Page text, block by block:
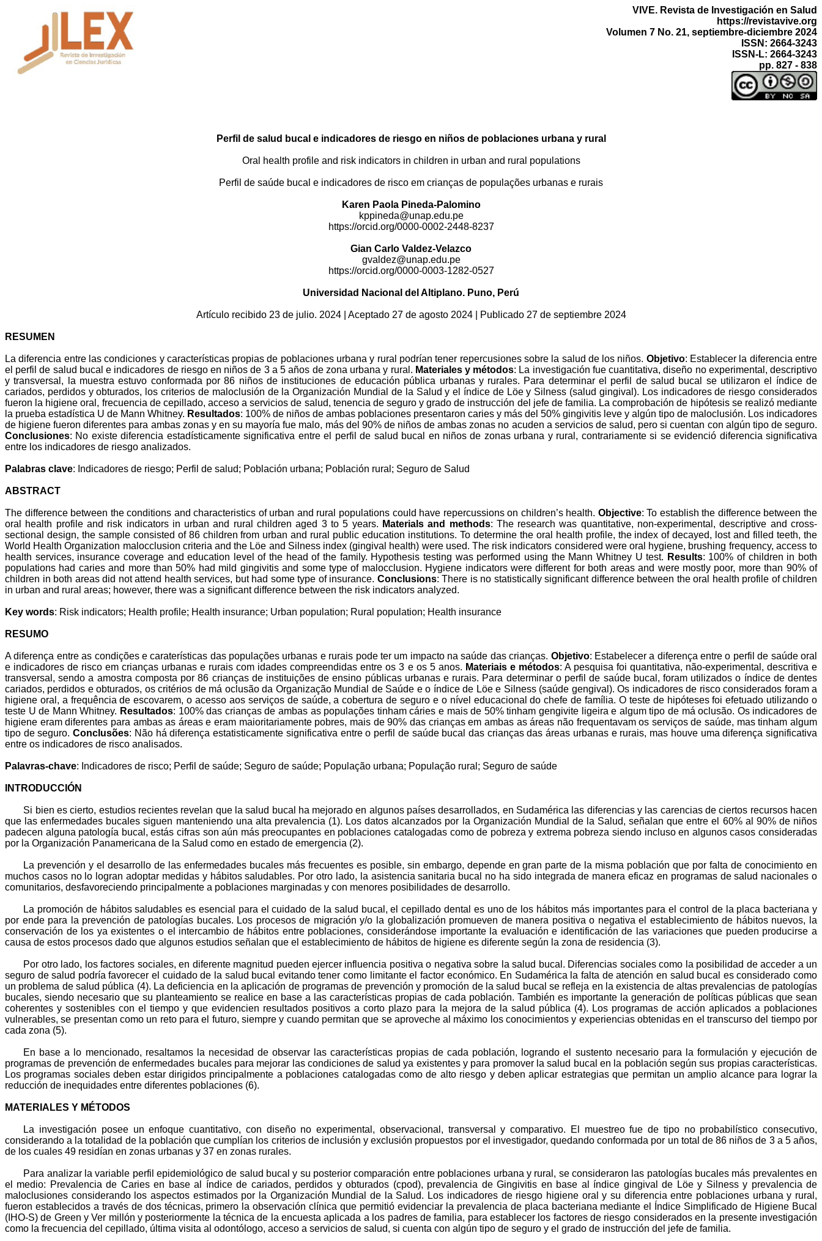
VIVE. Revista de Investigación en Salud
https://revistavive.org
Volumen 7 No. 21, septiembre-diciembre 2024
ISSN: 2664-3243
ISSN-L: 2664-3243
pp. 827 - 838
Perfil de salud bucal e indicadores de riesgo en niños de poblaciones urbana y rural
Oral health profile and risk indicators in children in urban and rural populations
Perfil de saúde bucal e indicadores de risco em crianças de populações urbanas e rurais
Karen Paola Pineda-Palomino
kppineda@unap.edu.pe
https://orcid.org/0000-0002-2448-8237
Gian Carlo Valdez-Velazco
gvaldez@unap.edu.pe
https://orcid.org/0000-0003-1282-0527
Universidad Nacional del Altiplano. Puno, Perú
Artículo recibido 23 de julio. 2024 | Aceptado 27 de agosto 2024 | Publicado 27 de septiembre 2024
RESUMEN
La diferencia entre las condiciones y características propias de poblaciones urbana y rural podrían tener repercusiones sobre la salud de los niños. Objetivo: Establecer la diferencia entre
el perfil de salud bucal e indicadores de riesgo en niños de 3 a 5 años de zona urbana y rural. Materiales y métodos: La investigación fue cuantitativa, diseño no experimental, descriptivo
y transversal, la muestra estuvo conformada por 86 niños de instituciones de educación pública urbanas y rurales. Para determinar el perfil de salud bucal se utilizaron el índice de
cariados, perdidos y obturados, los criterios de maloclusión de la Organización Mundial de la Salud y el índice de Löe y Silness (salud gingival). Los indicadores de riesgo considerados
fueron la higiene oral, frecuencia de cepillado, acceso a servicios de salud, tenencia de seguro y grado de instrucción del jefe de familia. La comprobación de hipótesis se realizó mediante
la prueba estadística U de Mann Whitney. Resultados: 100% de niños de ambas poblaciones presentaron caries y más del 50% gingivitis leve y algún tipo de maloclusión. Los indicadores
de higiene fueron diferentes para ambas zonas y en su mayoría fue malo, más del 90% de niños de ambas zonas no acuden a servicios de salud, pero si cuentan con algún tipo de seguro.
Conclusiones: No existe diferencia estadísticamente significativa entre el perfil de salud bucal en niños de zonas urbana y rural, contrariamente si se evidenció diferencia significativa
entre los indicadores de riesgo analizados.
Palabras clave: Indicadores de riesgo; Perfil de salud; Población urbana; Población rural; Seguro de Salud
ABSTRACT
The difference between the conditions and characteristics of urban and rural populations could have repercussions on children’s health. Objective: To establish the difference between the
oral health profile and risk indicators in urban and rural children aged 3 to 5 years. Materials and methods: The research was quantitative, non-experimental, descriptive and cross-
sectional design, the sample consisted of 86 children from urban and rural public education institutions. To determine the oral health profile, the index of decayed, lost and filled teeth, the
World Health Organization malocclusion criteria and the Löe and Silness index (gingival health) were used. The risk indicators considered were oral hygiene, brushing frequency, access to
health services, insurance coverage and education level of the head of the family. Hypothesis testing was performed using the Mann Whitney U test. Results: 100% of children in both
populations had caries and more than 50% had mild gingivitis and some type of malocclusion. Hygiene indicators were different for both areas and were mostly poor, more than 90% of
children in both areas did not attend health services, but had some type of insurance. Conclusions: There is no statistically significant difference between the oral health profile of children
in urban and rural areas; however, there was a significant difference between the risk indicators analyzed.
Key words: Risk indicators; Health profile; Health insurance; Urban population; Rural population; Health insurance
RESUMO
A diferença entre as condições e caraterísticas das populações urbanas e rurais pode ter um impacto na saúde das crianças. Objetivo: Estabelecer a diferença entre o perfil de saúde oral
e indicadores de risco em crianças urbanas e rurais com idades compreendidas entre os 3 e os 5 anos. Materiais e métodos: A pesquisa foi quantitativa, não-experimental, descritiva e
transversal, sendo a amostra composta por 86 crianças de instituições de ensino públicas urbanas e rurais. Para determinar o perfil de saúde bucal, foram utilizados o índice de dentes
cariados, perdidos e obturados, os critérios de má oclusão da Organização Mundial de Saúde e o índice de Löe e Silness (saúde gengival). Os indicadores de risco considerados foram a
higiene oral, a frequência de escovarem, o acesso aos serviços de saúde, a cobertura de seguro e o nível educacional do chefe de família. O teste de hipóteses foi efetuado utilizando o
teste U de Mann Whitney. Resultados: 100% das crianças de ambas as populações tinham cáries e mais de 50% tinham gengivite ligeira e algum tipo de má oclusão. Os indicadores de
higiene eram diferentes para ambas as áreas e eram maioritariamente pobres, mais de 90% das crianças em ambas as áreas não frequentavam os serviços de saúde, mas tinham algum
tipo de seguro.Conclusões: Não há diferença estatisticamente significativa entre o perfil de saúde bucal das crianças das áreas urbanas e rurais, mas houve uma diferença significativa
entre os indicadores de risco analisados.
Palavras-chave: Indicadores de risco; Perfil de saúde; Seguro de saúde; População urbana; População rural; Seguro de saúde
INTRODUCCIÓN
Si bien es cierto, estudios recientesrevelan que la salud bucal ha mejorado en algunos países desarrollados, en Sudamérica las diferencias y las carencias de ciertos recursos hacen
que las enfermedades bucales siguen manteniendo una alta prevalencia (1). Los datos alcanzados por la Organización Mundial de la Salud, señalan que entre el 60% al 90% de niños
padecen alguna patología bucal, estás cifras son aún más preocupantes en poblaciones catalogadas como de pobreza y extrema pobreza siendo incluso en algunos casos consideradas
por la Organización Panamericana de la Salud como en estado de emergencia (2).
La prevención y el desarrollo de las enfermedades bucales más frecuentes es posible, sin embargo, depende en gran parte de la misma población que por falta de conocimiento en
muchos casos no lo logran adoptar medidas y hábitos saludables. Por otro lado, la asistencia sanitaria bucal no ha sido integrada de manera eficaz en programas de salud nacionales o
comunitarios, desfavoreciendo principalmente a poblaciones marginadas y con menores posibilidades de desarrollo.
La promoción de hábitos saludables es esencial para el cuidado de la salud bucal, el cepillado dental es uno de los hábitos más importantes para el control de la placa bacteriana y
por ende para la prevención de patologías bucales. Los procesos de migración y/o la globalización promueven de manera positiva o negativa el establecimiento de hábitos nuevos, la
conservación de los ya existentes o el intercambio de hábitos entre poblaciones, considerándose importante la evaluación e identificación de las variaciones que pueden producirse a
causa de estos procesos dado que algunos estudios señalan que el establecimiento de hábitos de higiene es diferente según la zona de residencia (3).
Por otro lado, los factores sociales, en diferente magnitud pueden ejercer influencia positiva o negativa sobre la salud bucal. Diferencias sociales como la posibilidad de acceder a un
seguro de salud podría favorecer el cuidado de la salud bucal evitando tener como limitante el factor económico. En Sudamérica la falta de atención en salud bucal es considerado como
un problema de salud pública (4). La deficiencia en la aplicación de programas de prevención y promoción de la salud bucal se refleja en la existencia de altas prevalencias de patologías
bucales, siendo necesario que su planteamiento se realice en base a las características propias de cada población. También es importante la generación de políticas públicas que sean
coherentes y sostenibles con el tiempo y que evidencien resultados positivos a corto plazo para la mejora de la salud pública (4). Los programas de acción aplicados a poblaciones
vulnerables, se presentan como un reto para el futuro, siempre y cuando permitan que se aproveche al máximo los conocimientos y experiencias obtenidas en el transcurso del tiempo por
cada zona (5).
En base a lo mencionado, resaltamos la necesidad de observar las características propias de cada población, logrando el sustento necesario para la formulación y ejecución de
programas de prevención de enfermedades bucales para mejorar las condiciones de salud ya existentes y para promover la salud bucal en la población según sus propias características.
Los programas sociales deben estar dirigidos principalmente a poblaciones catalogadas como de alto riesgo y deben aplicar estrategias que permitan un amplio alcance para lograr la
reducción de inequidades entre diferentes poblaciones (6).
MATERIALES Y MÉTODOS
La investigación posee un enfoque cuantitativo, con diseño no experimental, observacional, transversal y comparativo. El muestreo fue de tipo no probabilístico consecutivo,
considerando a la totalidad de la población que cumplían los criterios de inclusión y exclusión propuestos por el investigador, quedando conformada por un total de 86 niños de 3 a 5 años,
de los cuales 49 residían en zonas urbanas y 37 en zonas rurales.
Para analizar la variable perfil epidemiológico de salud bucal y su posterior comparación entre poblaciones urbana y rural, se consideraron las patologías bucales más prevalentes en
el medio: Prevalencia de Caries en base al índice de cariados, perdidos y obturados (cpod), prevalencia de Gingivitis en base al índice gingival de Löe y Silness y prevalencia de
maloclusiones considerando los aspectos estimados por la Organización Mundial de la Salud. Los indicadores de riesgo higiene oral y su diferencia entre poblaciones urbana y rural,
fueron establecidos a través de dos técnicas, primero la observación clínica que permitió evidenciar la prevalencia de placa bacteriana mediante el Índice Simplificado de Higiene Bucal
(IHO-S) de Green y Ver millón y posteriormente la técnica de la encuesta aplicada a los padres de familia, para establecer los factores de riesgo considerados en la presente investigación
como la frecuencia del cepillado, última visita al odontólogo, acceso a servicios de salud, si cuenta con algún tipo de seguro y el grado de instrucción del jefe de familia.